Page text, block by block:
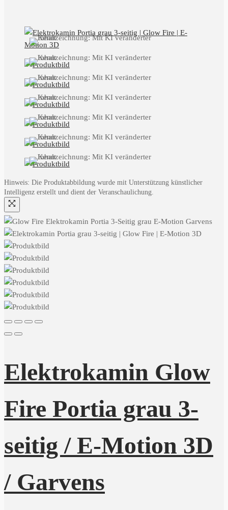
Hinweis: Die Produktabbildung wurde mit Unterstützung künstlicher
Intelligenz erstellt und dient der Veranschaulichung.
Elektrokamin Glow
Fire Portia grau 3-
seitig / E-Motion 3D
/ Garvens